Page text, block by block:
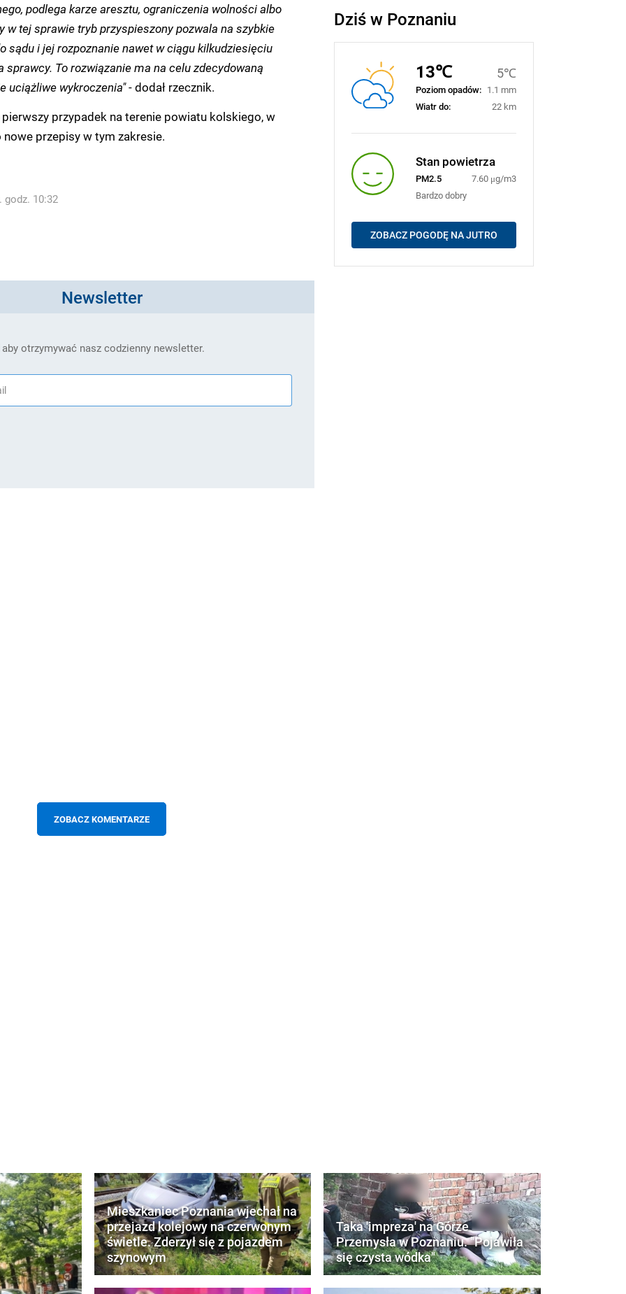
podlega karze aresztu, ograniczenia wolności albo
w tej sprawie tryb przyspieszony pozwala na szybkie
sądu i jej rozpoznanie nawet w ciągu kilkudziesięciu
sprawcy. To rozwiązanie ma na celu zdecydowaną
uciążliwe wykroczenia"- dodał rzecznik.
przypadek na terenie powiatu kolskiego, w
przepisy w tym zakresie.
godz. 10:32
Newsletter
otrzymywać nasz codzienny newsletter.
ZOBACZ KOMENTARZE
Dziś w Poznaniu
13℃ 5℃
Poziom opadów: 1.1 mm
Wiatr do:
22 km
Stan powietrza
PM2.5
7.60 μg/m3
Bardzo dobry
ZOBACZ POGODĘ NA JUTRO
Mieszkaniec Poznania wjechał na
przejazd kolejowy na czerwonym
świetle. Zderzył się z pojazdem
szynowym
Taka 'impreza' na Górze
Przemysła w Poznaniu. "Pojawiła
się czysta wódka"